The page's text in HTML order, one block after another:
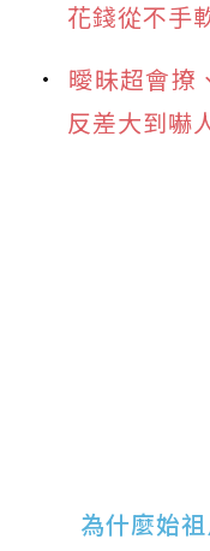
花錢從不手
曖昧超會撩
反差大到嚇
為什麼始